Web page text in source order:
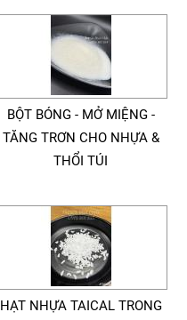
BỘT BÓNG - MỞ MIỆNG -
TĂNG TRƠN CHO NHỰA &
THỔI TÚI
HẠT NHỰA TAICAL TRONG